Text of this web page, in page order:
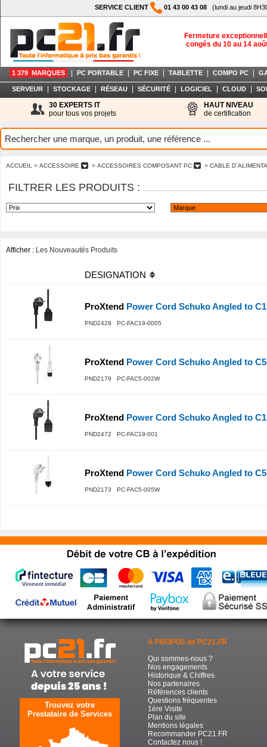
SERVICE CLIENT 01 43 00 43 08 (lundi au jeudi
Fermeture
congés du 10 au 14
1 379 MARQUES PC PORTABLE PC FIXE TABLETTE COMPO PC
SERVEUR STOCKAGE RÉSEAU SÉCURITÉ LOGICIEL CLOUD
30 EXPERTS IT
pour tous vos projets
HAUT NIVEAU
de certification
ACCUEIL > ACCESSOIRE > ACCESSOIRES COMPOSANT PC > CABLE
FILTRER LES PRODUITS :
Afficher : Les Nouveautés Produits
DESIGNATION
ProXtend Power Cord Schuko Angled to
PND2429 PC-FAC19-0005
ProXtend Power Cord Schuko Angled to
PND2179 PC-FAC5-002W
ProXtend Power Cord Schuko Angled to
PND2472 PC-FAC19-001
ProXtend Power Cord Schuko Angled to
PND2173 PC-FAC5-005W
Trouvez votre
Prestataire de Services
A PROPOS de PC21.FR
Qui sommes-nous ?
Nos engagements
Historique & Chiffres
Nos partenaires
Références clients
Questions fréquentes
1ère Visite
Plan du site
Mentions légales
Recommander PC21.FR
Contactez nous !